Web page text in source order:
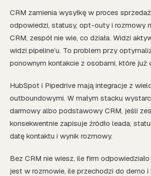
CRM zamienia wysyłkę w proces
odpowiedzi, statusy, opt-outy i rozmowy
CRM, zespół nie wie, co działa. Widzi
widzi pipeline’u. To problem przy
ponownym kontakcie z osobami, które już
HubSpot i Pipedrive mają integracje z
outboundowymi. W małym stacku
darmowy albo podstawowy CRM, jeśli
konsekwentnie zapisuje źródło leada,
datę kontaktu i wynik rozmowy.
Bez CRM nie wiesz, ile firm
jest w rozmowie, ile przechodzi do demo i